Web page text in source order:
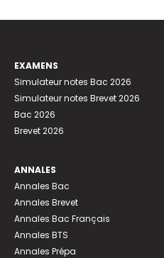
EXAMENS
Simulateur notes Bac 2026
Simulateur notes Brevet 2026
Bac 2026
Brevet 2026
ANNALES
Annales Bac
Annales Brevet
Annales Bac Français
Annales BTS
Annales Prépa